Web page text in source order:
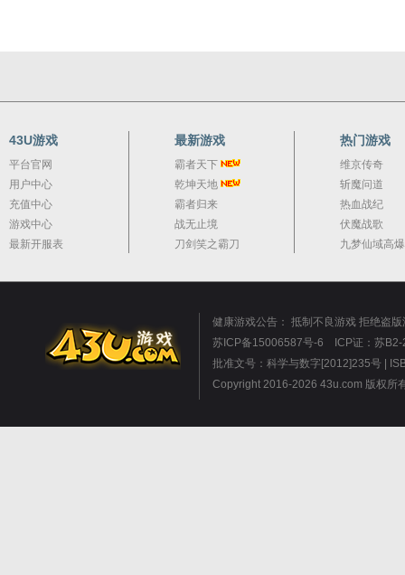
43U游戏
平台官网
用户中心
充值中心
游戏中心
最新开服表
最新游戏
霸者天下
乾坤天地
霸者归来
战无止境
刀剑笑之霸刀
热门游戏
维京传奇
斩魔问道
热血战纪
伏魔战歌
九梦仙域高
健康游戏公告： 抵制不良游戏 拒绝盗
苏ICP备15006587号-6
ICP证：苏
批准文号：科学与数字[2012]235号 |
Copyright 2016-2026 43u.com 版权所